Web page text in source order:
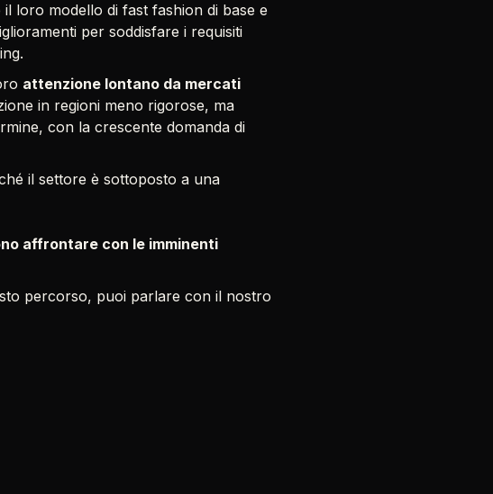
il loro modello di fast fashion di base e
per soddisfare i requisiti
attenzione lontano da mercati
in regioni meno rigorose, ma
con la crescente domanda di
il settore è sottoposto a una
affrontare con le imminenti
percorso, puoi parlare con il nostro